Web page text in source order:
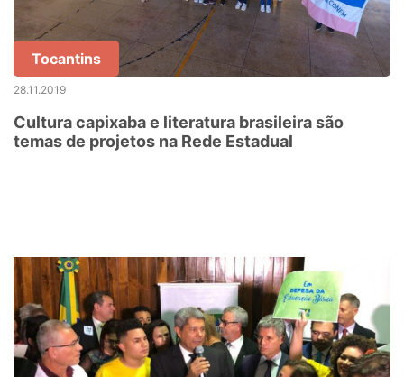
Tocantins
28.11.2019
Cultura capixaba e literatura brasileira são
temas de projetos na Rede Estadual